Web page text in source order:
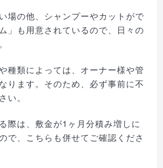
場の他、シャンプーやカットがで
」も用意されているので、日々の
種類によっては、オーナー様や管
ります。そのため、必ず事前に不
い。
際は、敷金が1ヶ月分積み増しに
で、こちらも併せてご確認くださ